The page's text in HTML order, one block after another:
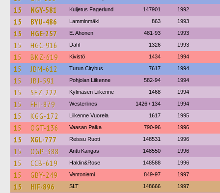
15 NGY-581 Kuljetus Fagerlund 147901 1992
15 BYU-486 Lamminmäki 863 1993
15 HGE-257 E. Ahonen 481-93 1993
15 HGC-916 Dahl 1326 1993
15 BKZ-619 Kivistö 1434 1994
15 JBM-612 Turun Citybus 7617 1994
15 JBJ-591 Pohjolan Liikenne 582-94 1994
15 SEZ-222 Kylmäsen Liikenne 1468 1994
15 FHI-879 Westerlines 1426 / 134 1994
15 KGG-172 Liikenne Vuorela 1617 1995
15 OGT-136 Vaasan Paika 790-96 1996
15 XGL-777 Reissu Ruoti 148531 1996
15 OGP-388 Antti Kangas 148550 1996
15 CCB-619 Haldin&Rose 148588 1996
15 GBY-249 Ventoniemi 849-97 1997
15 HIF-896 SLT 148666 1997